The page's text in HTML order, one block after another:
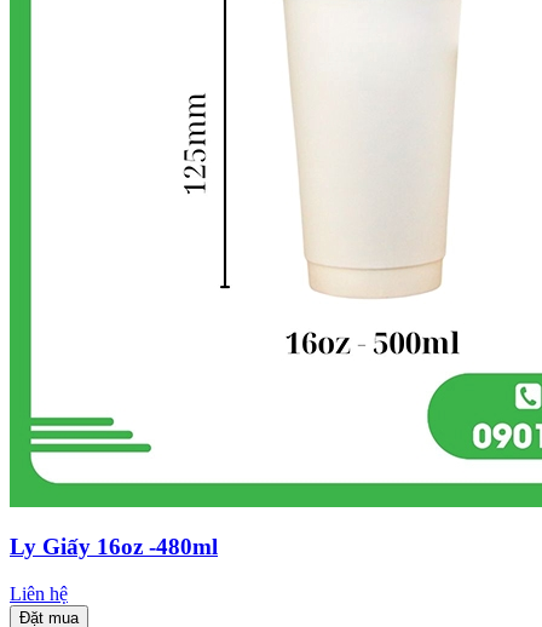
Ly Giấy 16oz -480ml
Liên hệ
Đặt mua